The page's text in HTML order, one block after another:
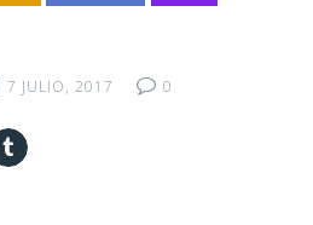
7 JULIO, 2017 0